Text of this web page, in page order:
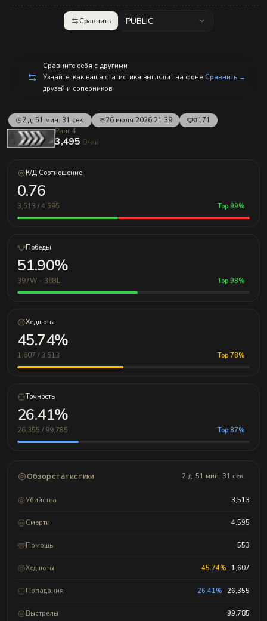
Сравнить PUBLIC
Сравните себя с другими
Узнайте, как ваша статистика выглядит на фоне
друзей и соперников
Сравнить →
2 д. 51 мин. 31 сек. 26 июля 2026 21:39
#171
Ранг 4
3,495 Очки
К/Д Соотношение
0.76
3,513 / 4,595 Top 99%
Победы
51.90%
397W – 368L Top 98%
Хедшоты
45.74%
1,607 / 3,513 Top 78%
Точность
26.41%
26,355 / 99,785 Top 87%
Обзор статистики 2 д. 51 мин. 31 сек.
Убийства 3,513
Смерти 4,595
Помощь 553
Хедшоты 45.74% 1,607
Попадания 26.41% 26,355
Выстрелы 99,785
с